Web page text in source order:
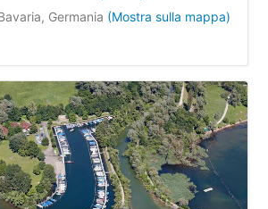
Germania (Mostra sulla mappa)